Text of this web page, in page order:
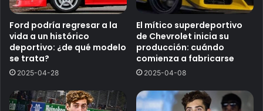
Ford podría regresar a la
vida a un histórico
deportivo: ¿de qué modelo
se trata?
2025-04-28
El mítico superdeportivo
de Chevrolet inicia su
producción: cuándo
comienza a fabricarse
2025-04-08